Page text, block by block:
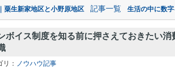
粟生新家地区と小野原地区 記事一覧 生活の中に数
ボイス制度を知る前に押さえておきたい消
リ： ノウハウ記事